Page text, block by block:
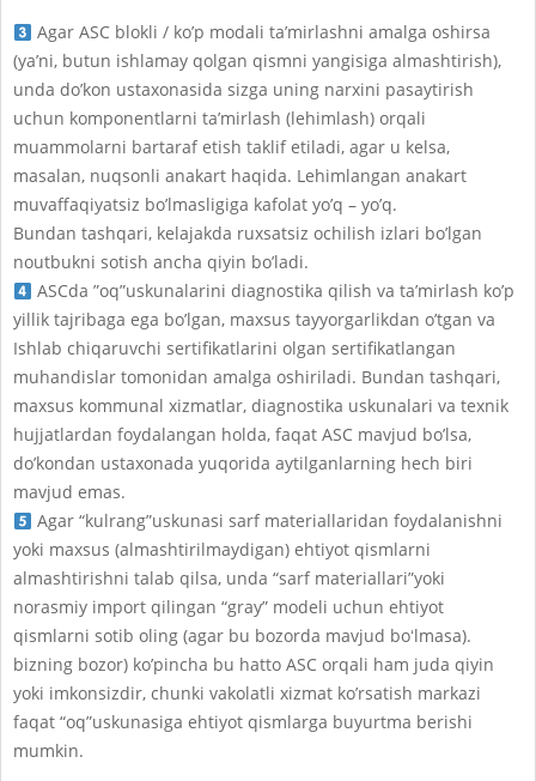
Agar ASC blokli / ko’p modali ta’mirlashni amalga oshirsa
(ya’ni, butun ishlamay qolgan qismni yangisiga almashtirish),
unda do’kon ustaxonasida sizga uning narxini pasaytirish
uchun komponentlarni ta’mirlash (lehimlash) orqali
muammolarni bartaraf etish taklif etiladi, agar u kelsa,
masalan, nuqsonli anakart haqida. Lehimlangan anakart
muvaffaqiyatsiz bo’lmasligiga kafolat yo’q – yo’q.
Bundan tashqari, kelajakda ruxsatsiz ochilish izlari bo’lgan
noutbukni sotish ancha qiyin bo’ladi.
АSCda ”oq”uskunalarini diagnostika qilish va ta’mirlash ko’p
yillik tajribaga ega bo’lgan, maxsus tayyorgarlikdan o’tgan va
Ishlab chiqaruvchi sertifikatlarini olgan sertifikatlangan
muhandislar tomonidan amalga oshiriladi. Bundan tashqari,
maxsus kommunal xizmatlar, diagnostika uskunalari va texnik
hujjatlardan foydalangan holda, faqat ASC mavjud bo’lsa,
do’kondan ustaxonada yuqorida aytilganlarning hech biri
mavjud emas.
Agar “kulrang”uskunasi sarf materiallaridan foydalanishni
yoki maxsus (almashtirilmaydigan) ehtiyot qismlarni
almashtirishni talab qilsa, unda “sarf materiallari”yoki
norasmiy import qilingan “gray” modeli uchun ehtiyot
qismlarni sotib oling (agar bu bozorda mavjud boʻlmasa).
bizning bozor) ko’pincha bu hatto ASC orqali ham juda qiyin
yoki imkonsizdir, chunki vakolatli xizmat ko’rsatish markazi
faqat “oq”uskunasiga ehtiyot qismlarga buyurtma berishi
mumkin.